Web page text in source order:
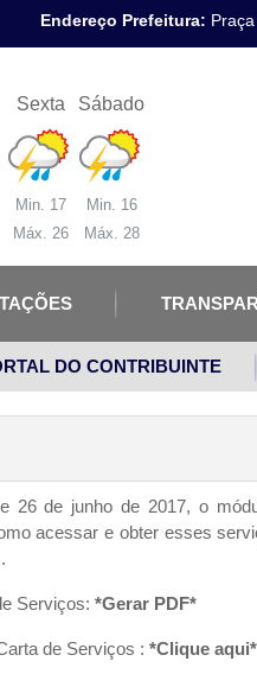
Endereço Prefeitura:
Sexta
Min. 17
Máx. 26
Sábado
Min. 16
Máx. 28
DO CONTRIBUINTE
26 de junho de 2017, o
acessar e obter esses
Serviços: *Gerar PDF*
de Serviços : *Clique aqui*